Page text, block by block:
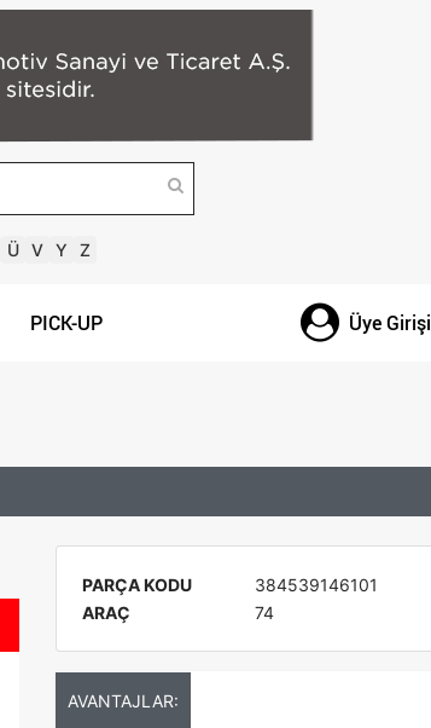
Ü V Y Z
PICK-UP Üye Girişi
PARÇA KODU
384539146101
ARAÇ
74
AVANTAJLAR: